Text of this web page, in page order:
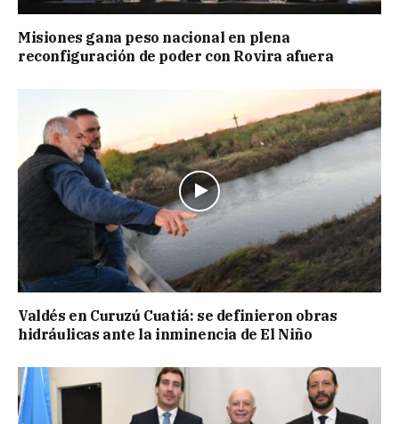
Misiones gana peso nacional en plena
reconfiguración de poder con Rovira afuera
Valdés en Curuzú Cuatiá: se definieron obras
hidráulicas ante la inminencia de El Niño